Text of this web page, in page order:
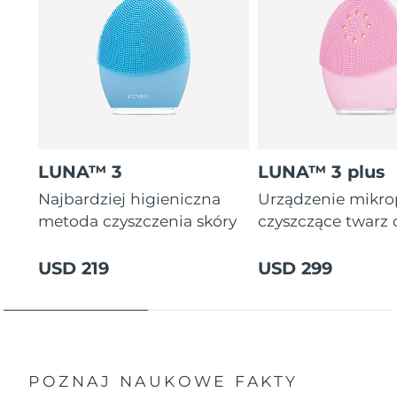
LUNA™ 3
Najbardziej higieniczna
metoda czyszczenia skóry
USD 219
LUNA™ 3 plus
Urządzenie
czyszczące twarz
USD 299
POZNAJ NAUKOWE FAKTY